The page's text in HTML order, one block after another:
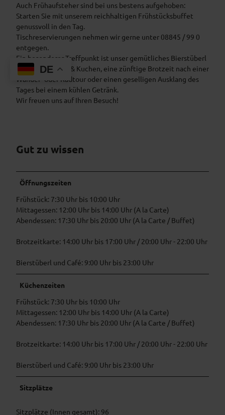
Auch Frühaufsteher sind bei uns bestens aufgehoben:
Starten Sie mit unserem reichhaltigen Frühstücksbuffet
genussvoll in den Tag.
Tischreservierungen nehmen wir gerne unter 08845 / 99 0
entgegen.
Ein besonderer Treffpunkt ist unser gemütliches Bierstüberl
- ideal für Kaffee & Kuchen, eine zünftige Brotzeit nach einer
Wander- oder Radtour oder einen geselligen Ausklang des
Tages bei einem kühlen Getränk.
Wir freuen uns auf Ihren Besuch!
Gut zu wissen
Öffnungszeiten
Frühstück: 7:30 Uhr bis 10:00 Uhr
Mittagessen: 12:00 Uhr bis 14:00 Uhr (A la Carte)
Abendessen: 17:30 Uhr bis 20:00 Uhr (A la Carte / Buffet)
Brotzeitkarte: 14:00 Uhr bis 17:00 Uhr / 20:00 Uhr - 22:00 Uhr
Bierstüberl und Café: 9:00 Uhr bis 23:00 Uhr
Küchenzeiten
Frühstück: 7:30 Uhr bis 10:00 Uhr
Mittagessen: 12:00 Uhr bis 14:00 Uhr (A la Carte)
Abendessen: 17:30 Uhr bis 20:00 Uhr (A la Carte / Buffet)
Brotzeitkarte: 14:00 Uhr bis 17:00 Uhr / 20:00 Uhr - 22:00 Uhr
Bierstüberl und Café: 9:00 Uhr bis 23:00 Uhr
Sitzplätze
Sitzplätze (Innen gesamt): 96
DE